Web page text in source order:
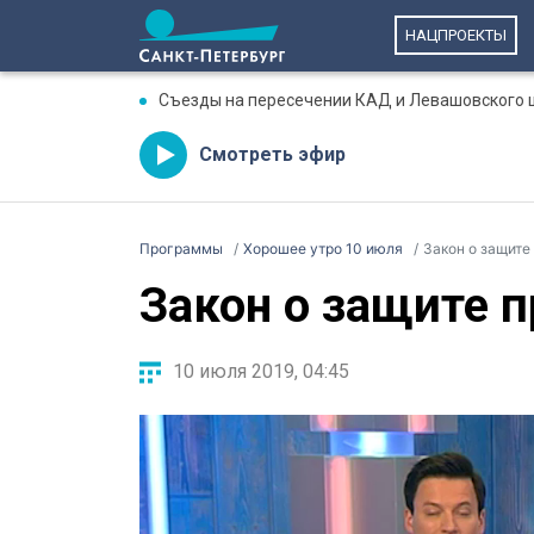
НАЦПРОЕКТЫ
Съезды на пересечении КАД и Левашовского
Смотреть эфир
Программы Хорошее утро 10 июля Закон о
Закон о защите
10 июля 2019, 04:45